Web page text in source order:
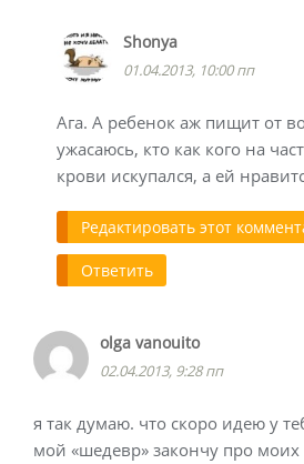
Shonya
01.04.2013, 10:00 пп
Ага. А ребенок аж пищит от
ужасаюсь, кто как кого на
крови искупался, а ей
Редактировать этот
Ответить
olga vanouito
02.04.2013, 9:28 пп
я так думаю. что скоро идею у
мой «шедевр» закончу про моих